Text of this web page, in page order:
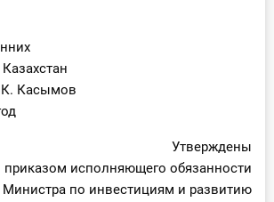
К. Касымов
Утверждены
приказом исполняющего обязанности
Министра по инвестициям и развитию